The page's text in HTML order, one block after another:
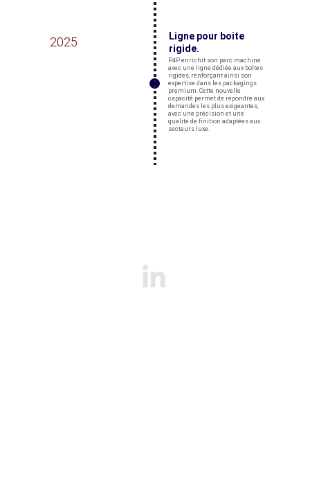
Ligne pour boite
rigide.
2025
P4P enrichit son parc machine
avec une ligne dédiée aux boîtes
rigides, renforçant ainsi son
expertise dans les packagings
premium. Cette nouvelle
capacité permet de répondre aux
demandes les plus exigeantes,
avec une précision et une
qualité de finition adaptées aux
secteurs luxe.